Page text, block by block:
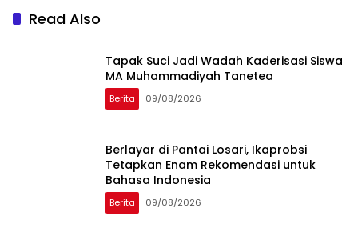
Read Also
Tapak Suci Jadi Wadah Kaderisasi Siswa
MA Muhammadiyah Tanetea
Berita 09/08/2026
Berlayar di Pantai Losari, Ikaprobsi
Tetapkan Enam Rekomendasi untuk
Bahasa Indonesia
Berita 09/08/2026